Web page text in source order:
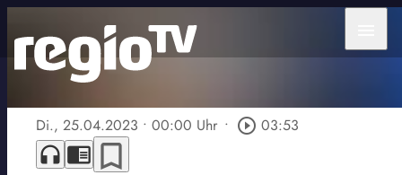
Di., 25.04.2023 • 00:00 Uhr • play_circle_outline 03:53
headphones chrome_reader_mode bookmark_border